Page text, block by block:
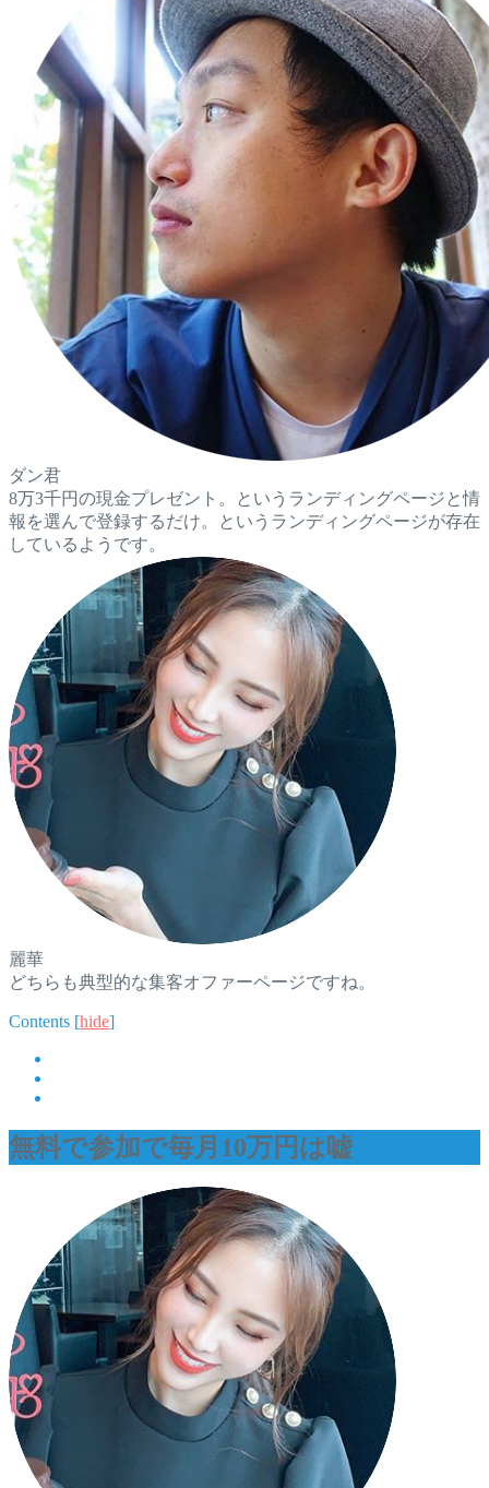
ダン君
8万3千円の現金プレゼント。というランディングページと情
報を選んで登録するだけ。というランディングページが存在
しているようです。
麗華
どちらも典型的な集客オファーページですね。
Contents [hide]
無料で参加で毎月10万円は嘘